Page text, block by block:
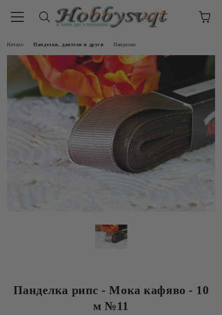
Начало Панделки, дантели и други Панделки
Панделка рипс - Мока кафяво - 10
м №11